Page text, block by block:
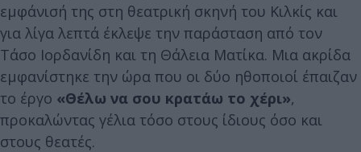
εμφάνισή της στη θεατρική σκηνή του Κιλκίς και
για λίγα λεπτά έκλεψε την παράσταση από τον
Τάσο Ιορδανίδη και τη Θάλεια Ματίκα. Μια ακρίδα
εμφανίστηκε την ώρα που οι δύο ηθοποιοί έπαιζαν
το έργο «Θέλω να σου κρατάω το χέρι»,
προκαλώντας γέλια τόσο στους ίδιους όσο και
στους θεατές.